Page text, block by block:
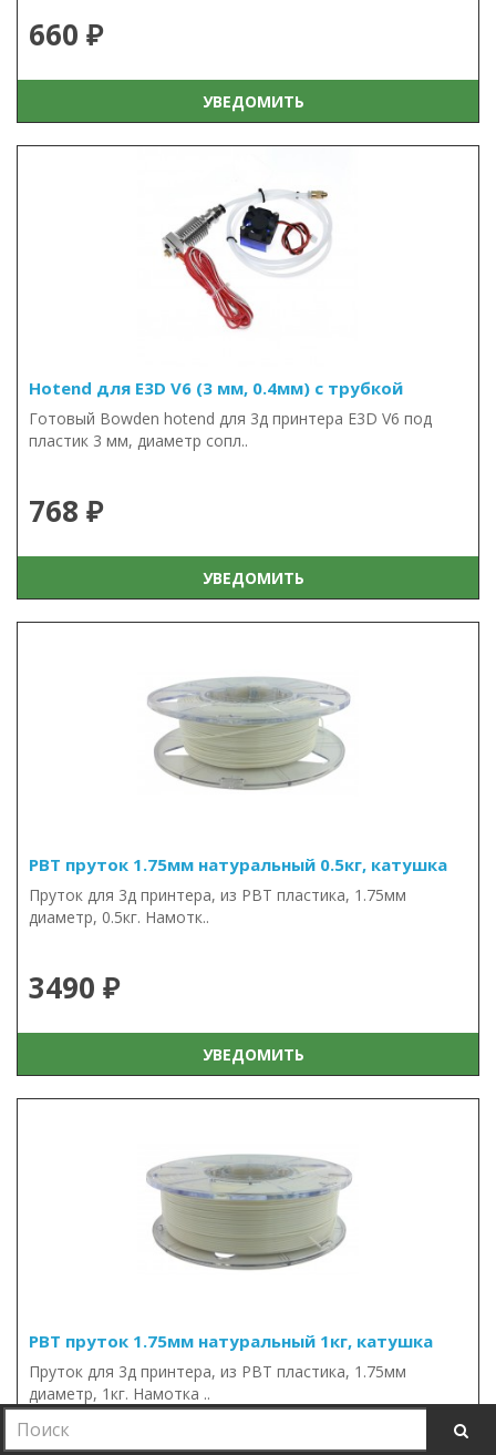
660 ₽
УВЕДОМИТЬ
Hotend для E3D V6 (3 мм, 0.4мм) с трубкой
Готовый Bowden hotend для 3д принтера E3D V6 под
пластик 3 мм, диаметр сопл..
768 ₽
УВЕДОМИТЬ
PBT пруток 1.75мм натуральный 0.5кг, катушка
Пруток для 3д принтера, из PBT пластика, 1.75мм
диаметр, 0.5кг. Намотк..
3490 ₽
УВЕДОМИТЬ
PBT пруток 1.75мм натуральный 1кг, катушка
Пруток для 3д принтера, из PBT пластика, 1.75мм
диаметр, 1кг. Намотка ..